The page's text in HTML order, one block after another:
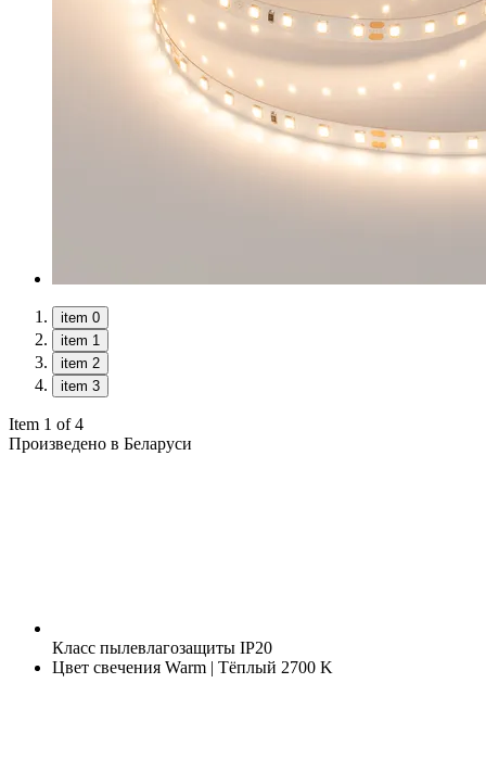
item 0
item 1
item 2
item 3
Item 1 of 4
Произведено в Беларуси
Класс пылевлагозащиты IP20
Цвет свечения Warm | Тёплый 2700 K